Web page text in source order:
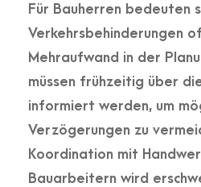
Für Bauherren bedeuten
Verkehrsbehinderungen
Mehraufwand in der
müssen frühzeitig über
informiert werden, um
Verzögerungen zu
Koordination mit
Bauarbeitern wird